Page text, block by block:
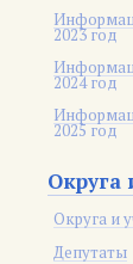
2023 год
2024 год
2025 год
Округа
Округа и
Депутаты